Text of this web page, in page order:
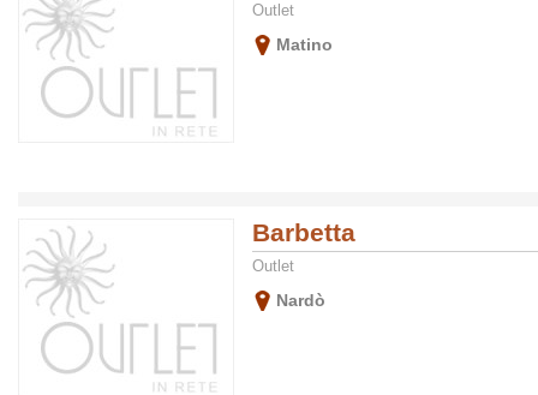
Outlet
Matino
Barbetta
Outlet
Nardò